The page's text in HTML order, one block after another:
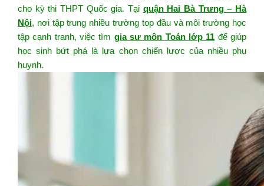
cho kỳ thi THPT Quốc gia. Tại quận Hai Bà Trưng – Hà
Nội, nơi tập trung nhiều trường top đầu và môi trường học
tập cạnh tranh, việc tìm gia sư môn Toán lớp 11 để giúp
học sinh bứt phá là lựa chọn chiến lược của nhiều phụ
huynh.